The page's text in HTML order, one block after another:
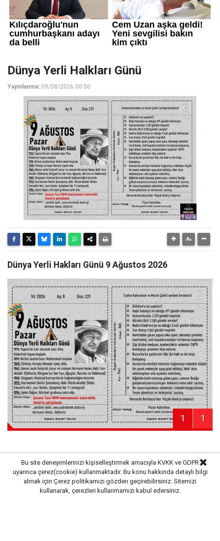
Dünya Yerli Halkları Günü
Yayınlanma: 09/08/2026 00:50
Dünya Yerli Hakları Günü 9 Ağustos 2026
1 1
Kaynak: Haber Merkezi
Bu site deneyimlerinizi kişiselleştirmek amacıyla KVKK ve GDPR
uyarınca çerez(cookie) kullanmaktadır. Bu konu hakkında detaylı bilgi
almak için Çerez politikamızı gözden geçirebilirsiniz. Sitemizi
kullanarak, çerezleri kullanmamızı kabul edersiniz.